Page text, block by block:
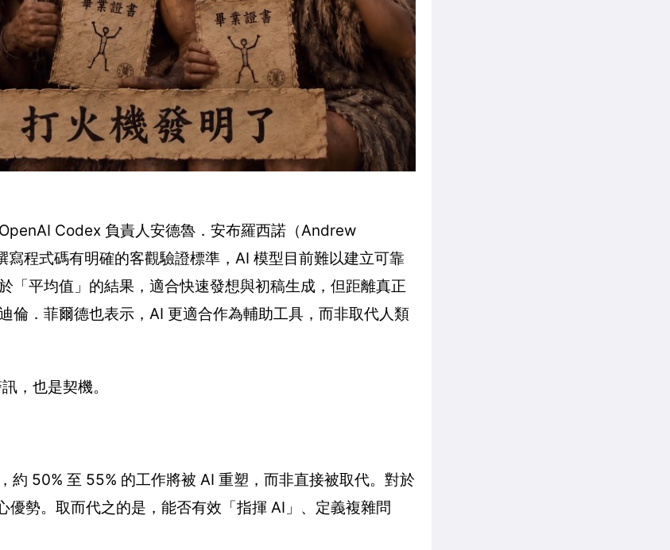
Codex 負責人安德魯．安布羅西諾（Andrew
程式碼有明確的客觀驗證標準，AI 模型目前難以建立可靠
「平均值」的結果，適合快速發想與初稿生成，但距離真正
．菲爾德也表示，AI 更適合作為輔助工具，而非取代人類
，也是契機。
50% 至 55% 的工作將被 AI 重塑，而非直接被取代。對於
勢。取而代之的是，能否有效「指揮 AI」、定義複雜問